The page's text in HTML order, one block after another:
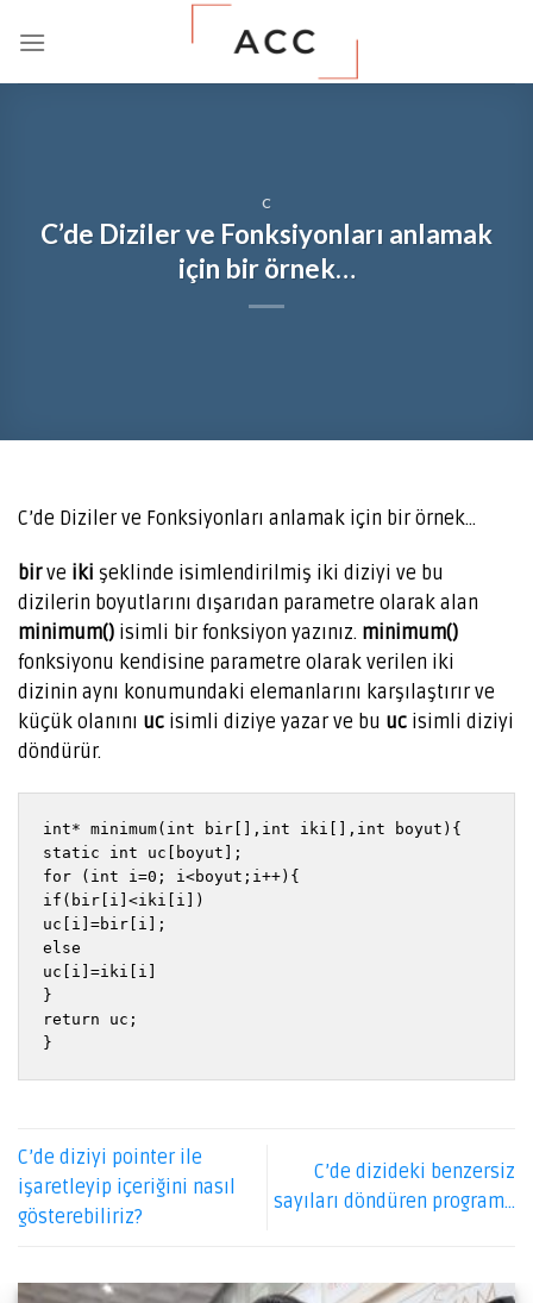
C
C’de Diziler ve Fonksiyonları anlamak
için bir örnek…
C’de Diziler ve Fonksiyonları anlamak için bir örnek…
birve iki şeklinde isimlendirilmiş iki diziyi ve bu
dizilerin boyutlarını dışarıdan parametre olarak alan
minimum() isimli bir fonksiyon yazınız. minimum()
fonksiyonu kendisine parametre olarak verilen iki
dizinin aynı konumundaki elemanlarını karşılaştırır ve
küçük olanını uc isimli diziye yazar ve bu uc isimli diziyi
döndürür.
int* minimum(int bir[],int iki[],int boyut){
static int uc[boyut];
for (int i=0; i<boyut;i++){
if(bir[i]<iki[i])
uc[i]=bir[i];
else
uc[i]=iki[i]
}
return uc;
}
C’de diziyi pointer ile
işaretleyip içeriğini nasıl
gösterebiliriz?
C’de dizideki benzersiz
sayıları döndüren program…